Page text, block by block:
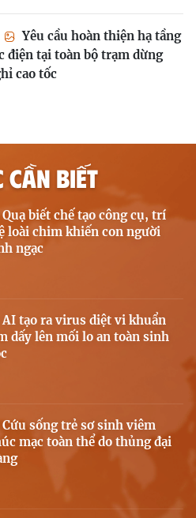
Yêu cầu hoàn thiện hạ tầng
điện tại toàn bộ trạm dừng
cao tốc
CẦN BIẾT
Quạ biết chế tạo công cụ, trí
loài chim khiến con người
ngạc
AI tạo ra virus diệt vi khuẩn
dấy lên mối lo an toàn sinh
Cứu sống trẻ sơ sinh viêm
mạc toàn thể do thủng đại